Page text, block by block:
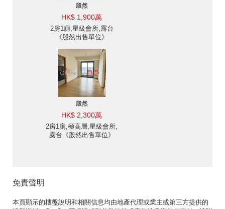
殷然
HK$ 1,900萬
2房1廁,星級會所,露台
《殷然出售單位》
殷然
HK$ 2,300萬
2房1廁,極高層,星級會所,
露台《殷然出售單位》
免責聲明
本頁顯示的樓盤說明和相關信息均由地產代理或業主或第三方提供的